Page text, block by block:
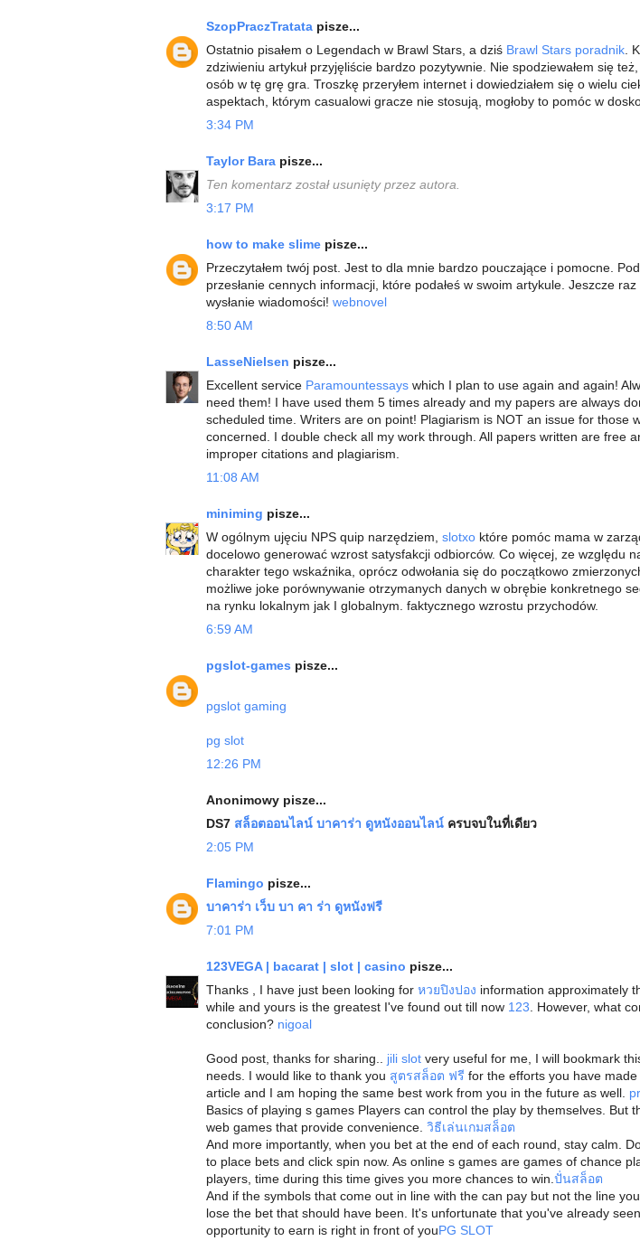
SzopPraczTratata pisze...
Ostatnio pisałem o Legendach w Brawl Stars, a dziś Brawl Stars poradnik .
zdziwieniu artykuł przyjęliście bardzo pozytywnie. Nie spodziewałem się
osób w tę grę gra. Troszkę przeryłem internet i dowiedziałem się o wielu
aspektach, którym casualowi gracze nie stosują, mogłoby to pomóc w
3:34 PM
Taylor Bara pisze...
Ten komentarz został usunięty przez autora.
3:17 PM
how to make slime pisze...
Przeczytałem twój post. Jest to dla mnie bardzo pouczające i pomocne.
przesłanie cennych informacji, które podałeś w swoim artykule. Jeszcze
wysłanie wiadomości! webnovel
8:50 AM
LasseNielsen pisze...
Excellent service Paramountessays which I plan to use again and again!
need them! I have used them 5 times already and my papers are always
scheduled time. Writers are on point! Plagiarism is NOT an issue for those
concerned. I double check all my work through. All papers written are free
improper citations and plagiarism.
11:08 AM
miniming pisze...
W ogólnym ujęciu NPS quip narzędziem, slotxo które pomóc mama w
docelowo generować wzrost satysfakcji odbiorców. Co więcej, ze względu
charakter tego wskaźnika, oprócz odwołania się do początkowo
możliwe joke porównywanie otrzymanych danych w obrębie konkretnego
na rynku lokalnym jak I globalnym. faktycznego wzrostu przychodów.
6:59 AM
pgslot-games pisze...
pgslot gaming
pg slot
12:26 PM
Anonimowy pisze...
DS7 สล็อตออนไลน์ บาคาร่า ดูหนังออนไลน์ ครบจบในที่เดียว
2:05 PM
Flamingo pisze...
บาคาร่า เว็บ บา คา ร่า ดูหนังฟรี
7:01 PM
123VEGA | bacarat | slot | casino pisze...
Thanks , I have just been looking for หวยปิงปอง information approximately
while and yours is the greatest I've found out till now 123 . However, what
conclusion? nigoal
Good post, thanks for sharing.. jili slot very useful for me, I will bookmark
needs. I would like to thank you สูตรสล็อต ฟรี for the efforts you have
article and I am hoping the same best work from you in the future as well.
Basics of playing s games Players can control the play by themselves. But
web games that provide convenience. วิธีเล่นเกมสล็อต
And more importantly, when you bet at the end of each round, stay calm.
to place bets and click spin now. As online s games are games of chance
players, time during this time gives you more chances to win. ปั่นสล็อต
And if the symbols that come out in line with the can pay but not the line
lose the bet that should have been. It's unfortunate that you've already
opportunity to earn is right in front of youPG SLOT